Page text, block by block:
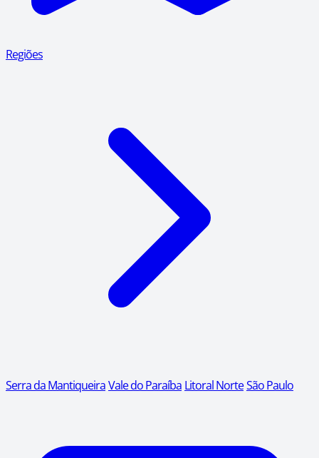
Regiões
Serra da MantiqueiraVale do Paraíba Litoral NorteSão Paulo